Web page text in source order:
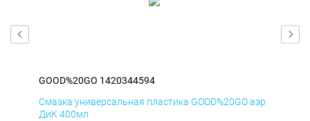
GOOD%20GO 1420344594
Смазка универсальная пластика GOOD%20GO аэр
ДиК 400мл